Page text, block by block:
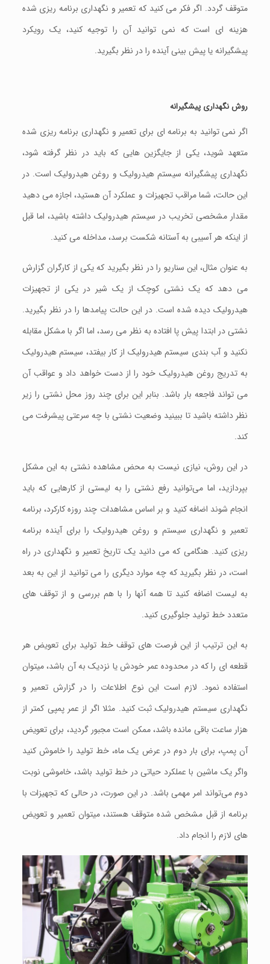
متوقف گردد. اگر فکر می کنید که تعمیر و نگهداری برنامه ریزی شده
هزینه ای است که نمی توانید آن را توجیه کنید، یک رویکرد
پیشگیرانه یا پیش بینی آينده را در نظر بگیرید.
روش نگهداری پیشگیرانه
اگر نمی توانید به برنامه ای برای تعمیر و نگهداری برنامه ریزی شده
متعهد شوید، یکی از جایگزین هایی که باید در نظر گرفته شود،
نگهداری پیشگیرانه سيستم هیدرولیک و روغن هیدرولیک است. در
این حالت، شما مراقب تجهیزات و عملکرد آن هستید، اجازه می دهید
مقدار مشخصی تخریب در سيستم هيدروليک داشته باشيد، اما قبل
از اینکه هر آسیبی به آستانه شکست برسد، مداخله می کنید.
به عنوان مثال، این سناریو را در نظر بگیرید که یکی از کارگران گزارش
می دهد که یک نشتی کوچک از یک شیر در یکی از تجهیزات
هیدرولیک ديده شده است. در اين حالت پیامدها را در نظر بگیرید.
نشتی در ابتدا پیش پا افتاده به نظر می رسد، اما اگر با مشکل مقابله
نکنید و آب بندی سيستم هيدروليک از کار بیفتد، سیستم هیدرولیک
به تدریج روغن هیدرولیک خود را از دست خواهد داد و عواقب آن
می تواند فاجعه بار باشد. بنابر اين برای چند روز محل نشتی را زیر
نظر داشته باشید تا ببینید وضعیت نشتی با چه سرعتی پیشرفت می
کند.
در این روش، نیازی نیست به محض مشاهده نشتی به این مشکل
بپردازید، اما می‌توانید رفع نشتی را به لیستی از کارهایی که باید
انجام شوند اضافه کنید و بر اساس مشاهدات چند روزه کارکرد، برنامه
‌تعمیر و نگهداری سيستم و روغن هیدرولیک را برای آینده برنامه
ريزی کنید. هنگامی که می دانید یک تاریخ تعمیر و نگهداری در راه
است، در نظر بگیرید که چه موارد دیگری را می توانید از این به بعد
به لیست اضافه کنید تا همه آنها را با هم بررسی و از توقف های
متعدد خط تولید جلوگیری کنید.
به این ترتیب از این فرصت های توقف خط تولید برای تعويض هر
قطعه ای را که در محدوده عمر خودش یا نزدیک به آن باشد، میتوان
استفاده نمود. لازم است این نوع اطلاعات را در گزارش تعمیر و
نگهداری سيستم هیدرولیک ثبت کنید. مثلا اگر از عمر پمپی کمتر از
هزار ساعت باقی مانده باشد، ممکن است مجبور گرديد، برای تعویض
آن پمپ، برای بار دوم در عرض یک ماه، خط تولید را خاموش کنید
واگر یک ماشین با عملکرد حیاتی در خط توليد باشد، خاموشی نوبت
دوم می‌تواند امر مهمی باشد. در این صورت، در حالی که تجهیزات با
برنامه از قبل مشخص شده متوقف هستند، میتوان تعمير و تعويض
های لازم را انجام داد.